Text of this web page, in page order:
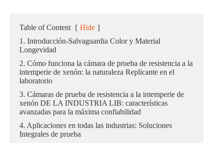
Table of Content [ Hide ]
1. Introducción-Salvaguardia Color y Material
Longevidad
2. Cómo funciona la cámara de prueba de resistencia a la
intemperie de xenón: la naturaleza Replicante en el
laboratorio
3. Cámaras de prueba de resistencia a la intemperie de
xenón DE LA INDUSTRIA LIB: características
avanzadas para la máxima confiabilidad
4. Aplicaciones en todas las industrias: Soluciones
Integrales de prueba